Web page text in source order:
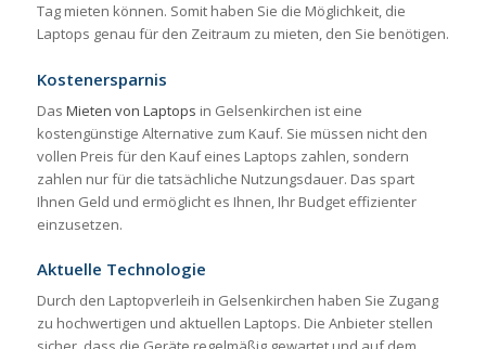
Tag mieten können. Somit haben Sie die Möglichkeit, die
Laptops genau für den Zeitraum zu mieten, den Sie benötigen.
Kostenersparnis
Das Mieten von Laptops in Gelsenkirchen ist eine
kostengünstige Alternative zum Kauf. Sie müssen nicht den
vollen Preis für den Kauf eines Laptops zahlen, sondern
zahlen nur für die tatsächliche Nutzungsdauer. Das spart
Ihnen Geld und ermöglicht es Ihnen, Ihr Budget effizienter
einzusetzen.
Aktuelle Technologie
Durch den Laptopverleih in Gelsenkirchen haben Sie Zugang
zu hochwertigen und aktuellen Laptops. Die Anbieter stellen